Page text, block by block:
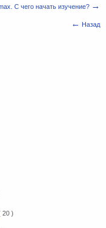
С чего начать изучение? →
← Назад
20 )